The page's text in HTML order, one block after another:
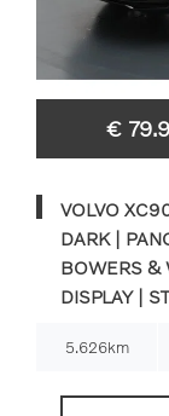
€
VOLVO
DARK |
BOWERS &
DISPLAY |
5.626km